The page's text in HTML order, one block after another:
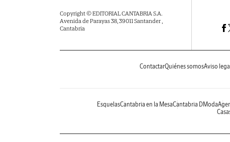
Copyright © EDITORIAL CANTABRIA S.A.
Avenida de Parayas 38, 39011 Santander ,
Cantabria
ContactarQuiénes somosAviso legal
EsquelasCantabria en la MesaCantabria DModa